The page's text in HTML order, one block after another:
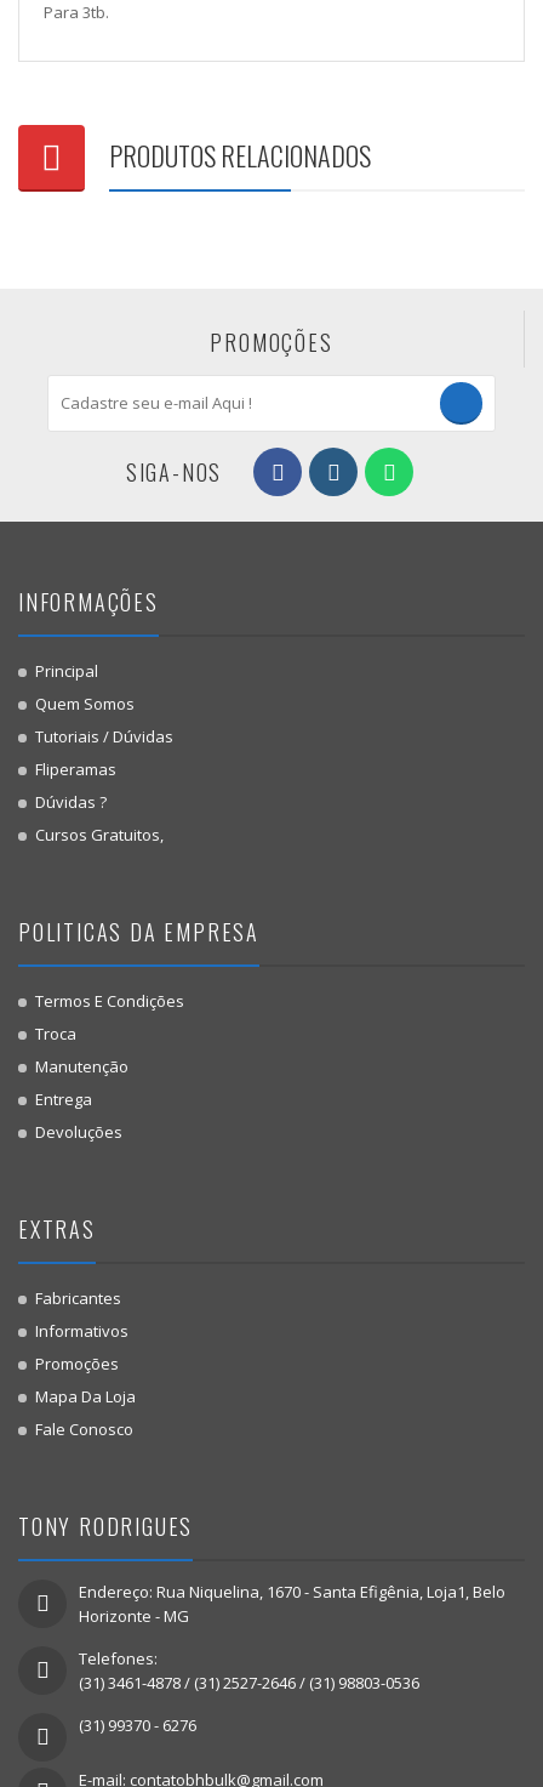
Para 3tb.
PRODUTOS RELACIONADOS
PROMOÇÕES
SIGA-NOS
INFORMAÇÕES
Principal
Quem Somos
Tutoriais / Dúvidas
Fliperamas
Dúvidas ?
Cursos Gratuitos,
POLITICAS DA EMPRESA
Termos E Condições
Troca
Manutenção
Entrega
Devoluções
EXTRAS
Fabricantes
Informativos
Promoções
Mapa Da Loja
Fale Conosco
TONY RODRIGUES
Endereço: Rua Niquelina, 1670 - Santa Efigênia, Loja1, Belo
Horizonte - MG
Telefones:
(31) 3461-4878 / (31) 2527-2646 / (31) 98803-0536
(31) 99370 - 6276
E-mail: contatobhbulk@gmail.com